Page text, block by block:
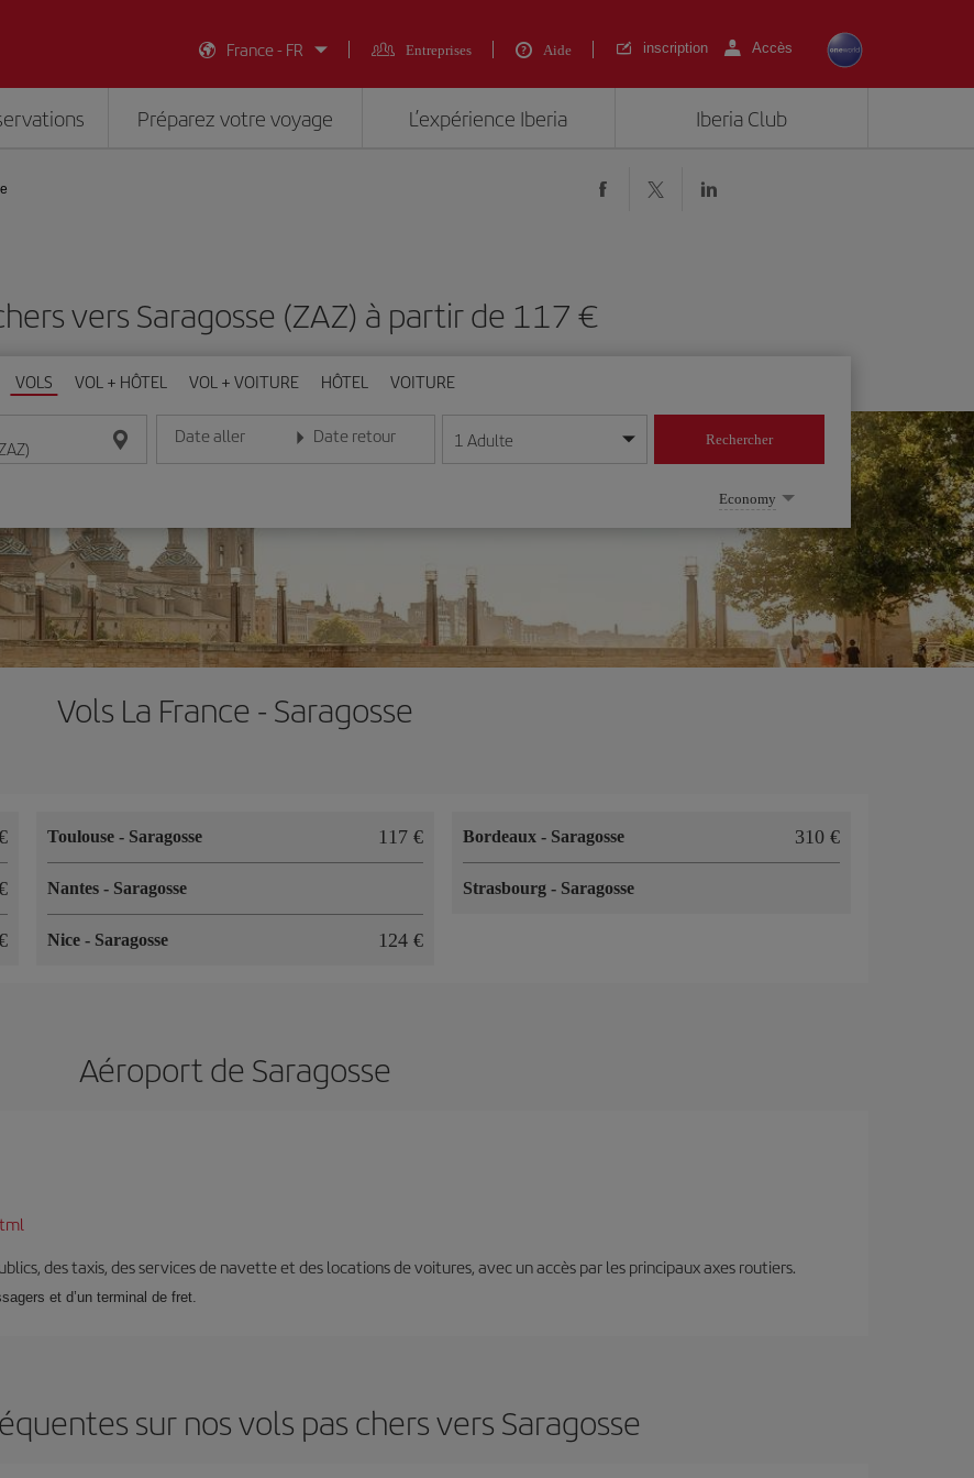
France - FR
Entreprises Aide inscription Accès
Préparez votre voyage L’expérience Iberia Iberia Club
vers Saragosse (ZAZ) à partir de 117 €
VOLS VOL + HÔTEL VOL + VOITURE HÔTEL VOITURE
Date aller
Entrez la date au format jour/mois/année
Date retour
Entrez la date au format jour/mois/année
1 Adulte Rechercher
Economy
Vols La France - Saragosse
Toulouse - Saragosse 117 €
Nantes - Saragosse
Nice - Saragosse 124 €
Bordeaux- Saragosse 310 €
Strasbourg- Saragosse
Aéroport de Saragosse
des taxis, des services de navette et des locations de voitures, avec un accès par les principaux axes routiers.
et d’un terminal de fret.
sur nos vols pas chers vers Saragosse